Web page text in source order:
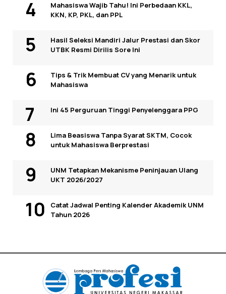
Mahasiswa Wajib Tahu! Ini Perbedaan KKL,
KKN, KP, PKL, dan PPL
Hasil Seleksi Mandiri Jalur Prestasi dan Skor
UTBK Resmi Dirilis Sore Ini
Tips & Trik Membuat CV yang Menarik untuk
Mahasiswa
Ini 45 Perguruan Tinggi Penyelenggara PPG
Lima Beasiswa Tanpa Syarat SKTM, Cocok
untuk Mahasiswa Berprestasi
UNM Tetapkan Mekanisme Peninjauan Ulang
UKT 2026/2027
Catat Jadwal Penting Kalender Akademik UNM
Tahun 2026